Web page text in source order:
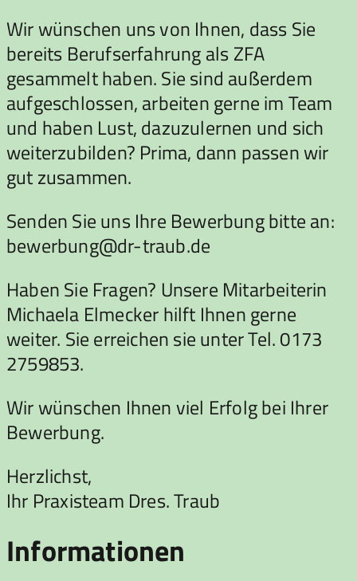
Wir wünschen uns von Ihnen, dass Sie
bereits Berufserfahrung als ZFA
gesammelt haben. Sie sind außerdem
aufgeschlossen, arbeiten gerne im Team
und haben Lust, dazuzulernen und sich
weiterzubilden? Prima, dann passen wir
gut zusammen.
Senden Sie uns Ihre Bewerbung bitte an:
bewerbung@dr-traub.de
Haben Sie Fragen? Unsere Mitarbeiterin
Michaela Elmecker hilft Ihnen gerne
weiter. Sie erreichen sie unter Tel. 0173
2759853.
Wir wünschen Ihnen viel Erfolg bei Ihrer
Bewerbung.
Herzlichst,
Ihr Praxisteam Dres. Traub
Informationen